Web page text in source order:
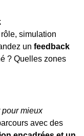
simulation
un feedback
? Quelles zones
pour mieux
avec des